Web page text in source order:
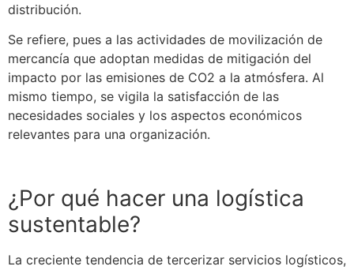
distribución.
Se refiere, pues a las actividades de movilización de
mercancía que adoptan medidas de mitigación del
impacto por las emisiones de CO2 a la atmósfera. Al
mismo tiempo, se vigila la satisfacción de las
necesidades sociales y los aspectos económicos
relevantes para una organización.
¿Por qué hacer una logística
sustentable?
La creciente tendencia de tercerizar servicios logísticos,